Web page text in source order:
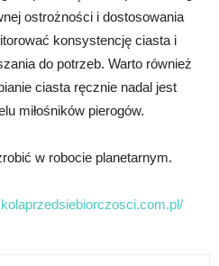
ostrożności i dostosowania
konsystencję ciasta i
do potrzeb. Warto również
ciasta ręcznie nadal jest
miłośników pierogów.
w robocie planetarnym.